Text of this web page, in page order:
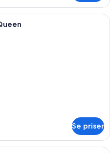
Ett hotellrum med två sängar, en
Se priser
Ett hotellrum med två sängar, ett